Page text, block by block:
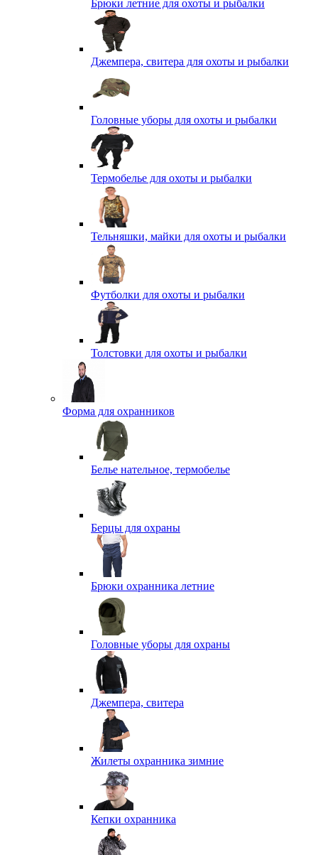
Брюки летние для охоты и рыбалки
Джемпера, свитера для охоты и рыбалки
Головные уборы для охоты и рыбалки
Термобелье для охоты и рыбалки
Тельняшки, майки для охоты и рыбалки
Футболки для охоты и рыбалки
Толстовки для охоты и рыбалки
Форма для охранников
Белье нательное, термобелье
Берцы для охраны
Брюки охранника летние
Головные уборы для охраны
Джемпера, свитера
Жилеты охранника зимние
Кепки охранника